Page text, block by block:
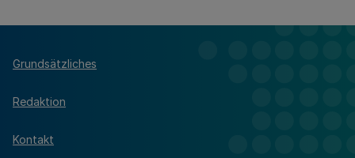
Grundsätzliches
Redaktion
Kontakt